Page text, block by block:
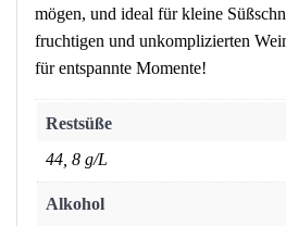
mögen, und ideal für kleine
fruchtigen und unkomplizierten
für entspannte Momente!
Restsüße
44, 8 g/L
Alkohol